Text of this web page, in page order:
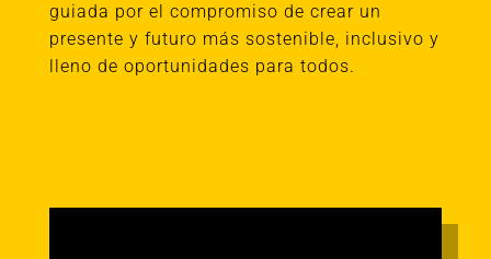
guiada por el compromiso de crear un
presente y futuro más sostenible, inclusivo y
lleno de oportunidades para todos.